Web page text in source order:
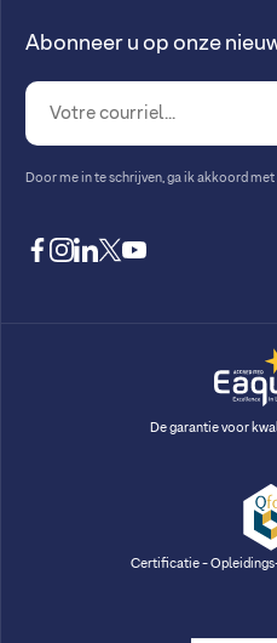
Abonneer u op onze
Door me in te schrijven, ga ik akkoord met
facebook
instagram
linkedin
twitteryoutube
De garantie voor
Certificatie -